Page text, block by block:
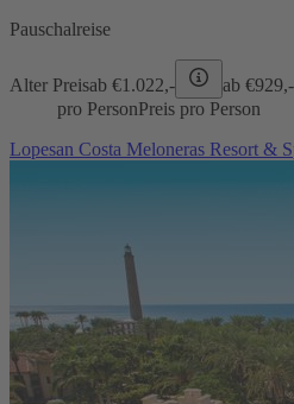
Pauschalreise
Alter Preisab €1.022,- ab €929,-
pro PersonPreis pro Person
Lopesan Costa Meloneras Resort &